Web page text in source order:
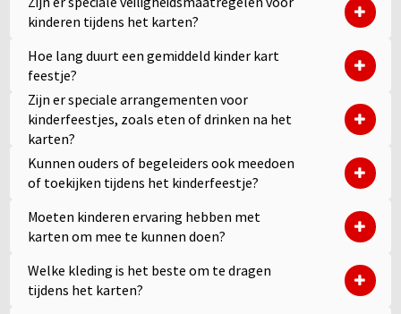
kinderen tijdens het karten?
Hoe lang duurt een gemiddeld kinder kart
feestje?
Zijn er speciale arrangementen voor
kinderfeestjes, zoals eten of drinken na het
karten?
Kunnen ouders of begeleiders ook meedoen
of toekijken tijdens het kinderfeestje?
Moeten kinderen ervaring hebben met
karten om mee te kunnen doen?
Welke kleding is het beste om te dragen
tijdens het karten?